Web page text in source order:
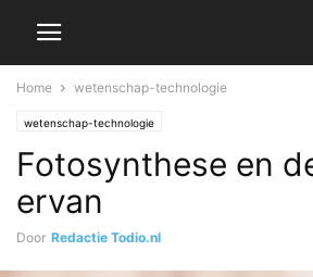
Home wetenschap-technologie
wetenschap-technologie
Fotosynthese en
ervan
Door Redactie Todio.nl